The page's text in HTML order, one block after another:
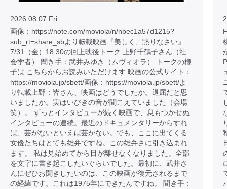
2026.08.07 Fri
画像：https://note.com/moviola/n/nbec1a57d1215?
sub_rt=share_sbより転載映画『美しく、黙りなさい』
7/31（金）18:30の回上映後トーク 上野千鶴子さん（社
会学者） 聞き手：武井みゆき（ムヴィオラ） トークの様
子は こちらからお読みいただけます 映画の公式サイト：
https://moviola.jp/sbett/画像：https://moviola.jp/sbett/よ
り転載上野：皆さん、映画はどうでしたか。退屈だと思
いましたか。実はいびきの音が聞こえていました（会場
笑）。 ずっとインタビューが続く映画で、息もつかせぬ
インタビューの連続。最近のドキュメンタリーからすれ
ば、芸がないといえば芸がない。でも、ここに出てくる
女優たちはとても雄弁ですね。この雄弁さに引き込まれ
ます。 私は見始めてから目が離せなくなりました。全部
を文字に書き起こしたいぐらいでした。最初に、武井さ
んにぜひお聞きしたいのは、この映画が復元されるまで
の経緯です。これは1975年にできたんですね。 聞き手：